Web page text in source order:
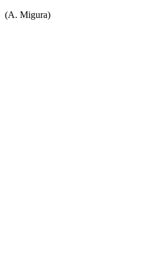
(A. Migura)